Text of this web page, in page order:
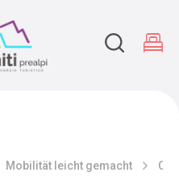
Mobilität leicht gemacht